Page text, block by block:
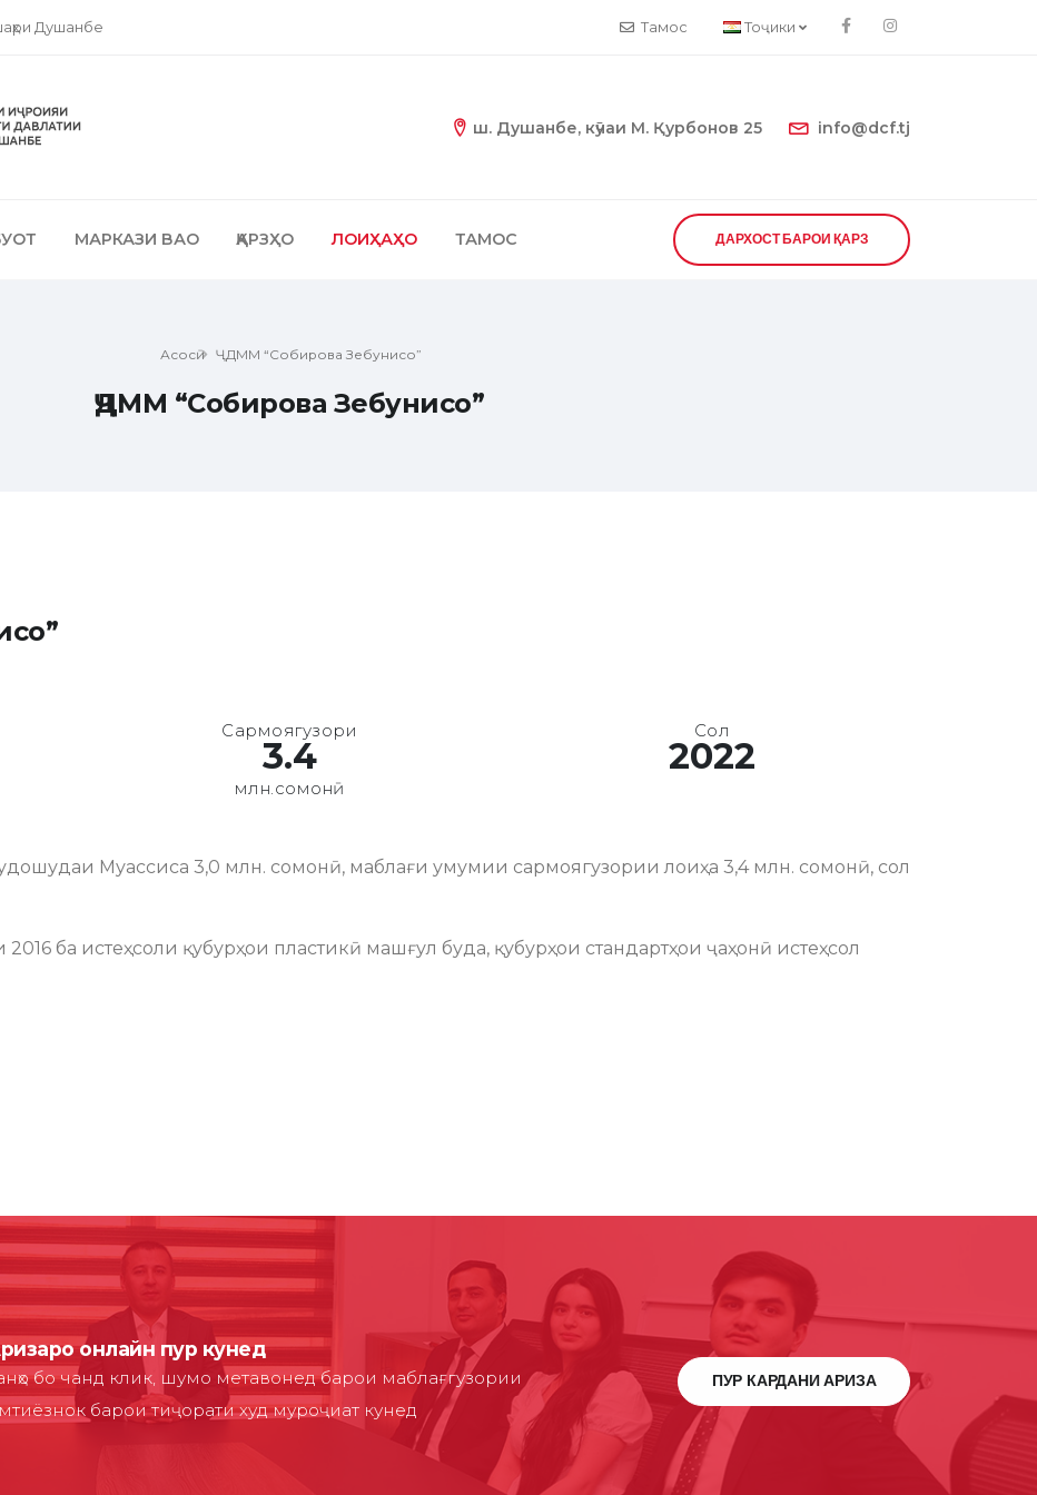
Душанбе Тамос Тоҷики
ш. Душанбе, кӯчаи М. Қурбонов 25 info@dcf.tj
МАРКАЗИ ВАО ҚАРЗҲО ЛОИҲАҲО ТАМОС ДАРХОСТ БАРОИ ҚАРЗ
Асосӣ ҶДММ “Собирова Зебунисо”
ҶДММ “Собирова Зебунисо”
Сармоягузори
3.4
млн.сомонӣ
Сол
2022
Муассиса 3,0 млн. сомонӣ, маблағи умумии сармоягузории лоиҳа 3,4 млн. сомонӣ, сол
ба истеҳсоли қубурҳои пластикӣ машғул буда, қубурҳои стандартҳои ҷаҳонӣ истеҳсол
онлайн пур кунед
бо чанд клик, шумо метавонед барои маблағгузории
барои тиҷорати худ муроҷиат кунед
ПУР КАРДАНИ АРИЗА